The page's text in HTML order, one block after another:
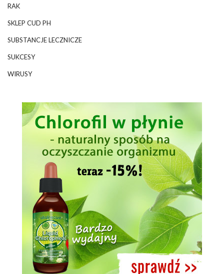
RAK
SKLEP CUD PH
SUBSTANCJE LECZNICZE
SUKCESY
WIRUSY